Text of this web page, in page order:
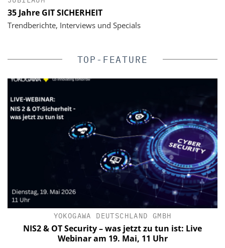
35 Jahre GIT SICHERHEIT
Trendberichte, Interviews und Specials
TOP-FEATURE
YOKOGAWA DEUTSCHLAND GMBH
NIS2 & OT Security – was jetzt zu tun ist: Live
Webinar am 19. Mai, 11 Uhr